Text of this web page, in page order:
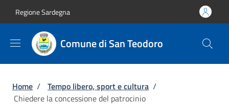
Regione Sardegna
Comune di San Teodoro
Briciole di pane
Home / Tempo libero, sport e cultura /
Chiedere la concessione del patrocinio